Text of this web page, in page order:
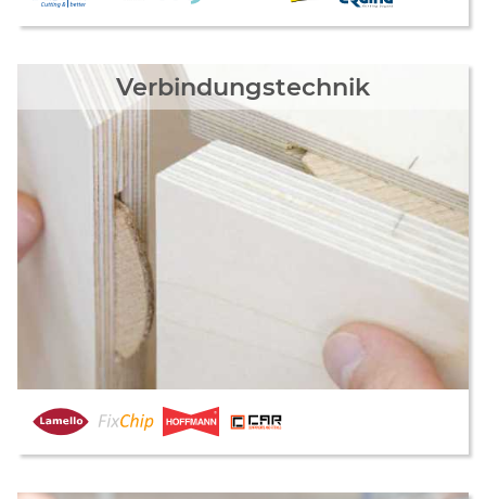
Verbindungstechnik